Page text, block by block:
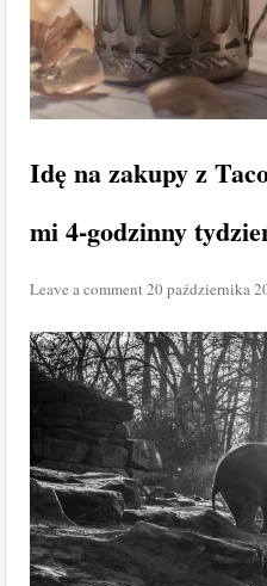
Idę na zakupy z
mi 4-godzinny
Leave a comment20 października